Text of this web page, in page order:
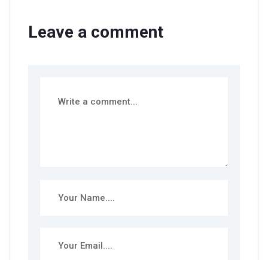
Leave a comment